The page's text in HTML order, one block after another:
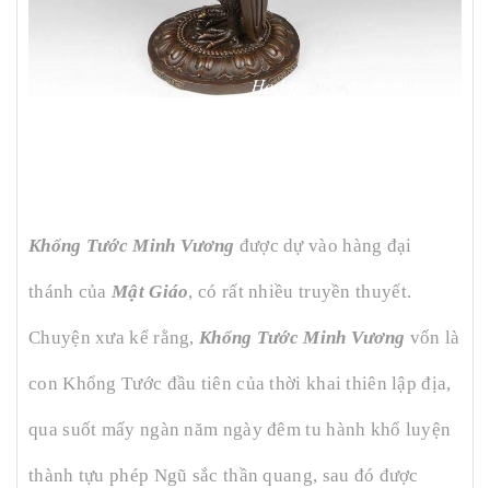
Khổng Tước Minh Vương được dự vào hàng đại
thánh của Mật Giáo, có rất nhiều truyền thuyết.
Chuyện xưa kể rằng,Khổng Tước Minh Vương vốn là
con Khổng Tước đầu tiên của thời khai thiên lập địa,
qua suốt mấy ngàn năm ngày đêm tu hành khổ luyện
thành tựu phép Ngũ sắc thần quang, sau đó được